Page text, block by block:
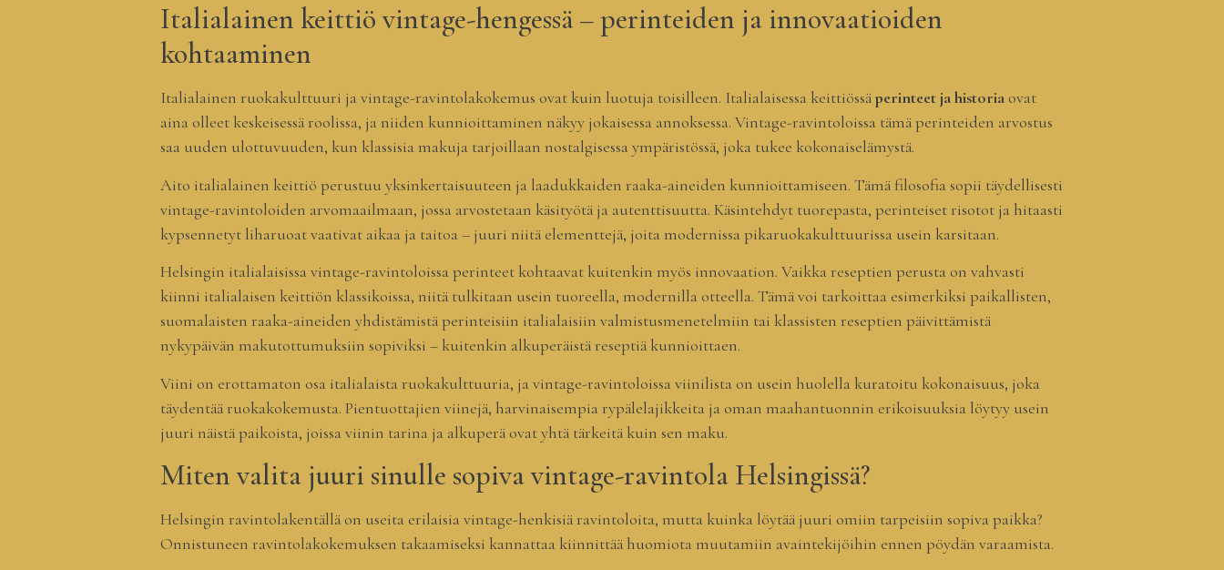
Italialainen keittiö vintage-hengessä – perinteiden ja innovaatioiden
kohtaaminen
Italialainen ruokakulttuuri ja vintage-ravintolakokemus ovat kuin luotuja toisilleen. Italialaisessa keittiössäperinteet ja historiaovat
aina olleet keskeisessä roolissa, ja niiden kunnioittaminen näkyy jokaisessa annoksessa. Vintage-ravintoloissa tämä perinteiden arvostus
saa uuden ulottuvuuden, kun klassisia makuja tarjoillaan nostalgisessa ympäristössä, joka tukee kokonaiselämystä.
Aito italialainen keittiö perustuu yksinkertaisuuteen ja laadukkaiden raaka-aineiden kunnioittamiseen. Tämä filosofia sopii täydellisesti
vintage-ravintoloiden arvomaailmaan, jossa arvostetaan käsityötä ja autenttisuutta. Käsintehdyt tuorepasta, perinteiset risotot ja hitaasti
kypsennetyt liharuoat vaativat aikaa ja taitoa – juuri niitä elementtejä, joita modernissa pikaruokakulttuurissa usein karsitaan.
Helsingin italialaisissa vintage-ravintoloissa perinteet kohtaavat kuitenkin myös innovaation. Vaikka reseptien perusta on vahvasti
kiinni italialaisen keittiön klassikoissa, niitä tulkitaan usein tuoreella, modernilla otteella. Tämä voi tarkoittaa esimerkiksi paikallisten,
suomalaisten raaka-aineiden yhdistämistä perinteisiin italialaisiin valmistusmenetelmiin tai klassisten reseptien päivittämistä
nykypäivän makutottumuksiin sopiviksi – kuitenkin alkuperäistä reseptiä kunnioittaen.
Viini on erottamaton osa italialaista ruokakulttuuria, ja vintage-ravintoloissa viinilista on usein huolella kuratoitu kokonaisuus, joka
täydentää ruokakokemusta. Pientuottajien viinejä, harvinaisempia rypälelajikkeita ja oman maahantuonnin erikoisuuksia löytyy usein
juuri näistä paikoista, joissa viinin tarina ja alkuperä ovat yhtä tärkeitä kuin sen maku.
Miten valita juuri sinulle sopiva vintage-ravintola Helsingissä?
Helsingin ravintolakentällä on useita erilaisia vintage-henkisiä ravintoloita, mutta kuinka löytää juuri omiin tarpeisiin sopiva paikka?
Onnistuneen ravintolakokemuksen takaamiseksi kannattaa kiinnittää huomiota muutamiin avaintekijöihin ennen pöydän varaamista.